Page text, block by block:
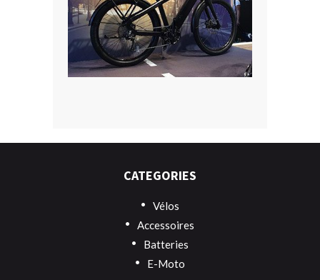
CATEGORIES
Vélos
Accessoires
Batteries
E-Moto